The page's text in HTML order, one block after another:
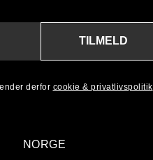
TILMELD
derfor cookie & privatlivspolitik
NORGE